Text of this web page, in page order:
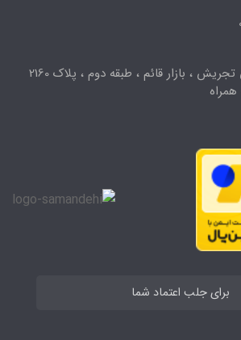
تهران، میدان تجریش ، بازار قائم ، طبقه دوم ، پلاک 2160
برای جلب اعتماد شما